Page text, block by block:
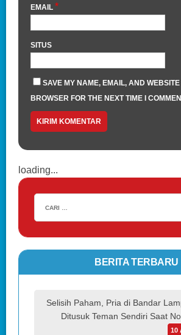
EMAIL *
SITUS
SAVE MY NAME, EMAIL, AND WEBSITE
BROWSER FOR THE NEXT TIME I
loading...
BERITA TERBARU
Selisih Paham, Pria di Bandar
Ditusuk Teman Sendiri Saat
10